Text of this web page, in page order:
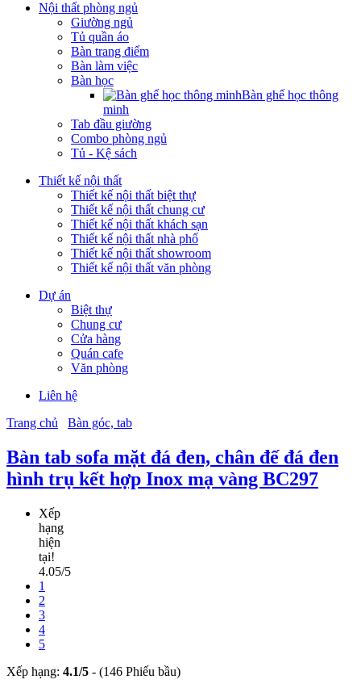
Nội thất phòng ngủ
Giường ngủ
Tủ quần áo
Bàn trang điểm
Bàn làm việc
Bàn học
Bàn ghế học thông
minh
Tab đầu giường
Combo phòng ngủ
Tủ - Kệ sách
Thiết kế nội thất
Thiết kế nội thất biệt thự
Thiết kế nội thất chung cư
Thiết kế nội thất khách sạn
Thiết kế nội thất nhà phố
Thiết kế nội thất showroom
Thiết kế nội thất văn phòng
Dự án
Biệt thự
Chung cư
Cửa hàng
Quán cafe
Văn phòng
Liên hệ
Trang chủ
Bàn góc, tab
Bàn tab sofa mặt đá đen, chân đế đá đen
hình trụ kết hợp Inox mạ vàng BC297
Xếp
hạng
hiện
tại!
4.05/5
1
2
3
4
5
Xếp hạng: 4.1/5 - (146 Phiếu bầu)